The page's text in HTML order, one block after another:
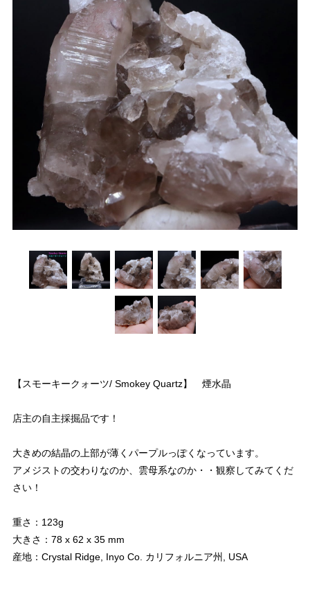
【スモーキークォーツ/ Smokey Quartz】 煙水晶
店主の自主採掘品です！
大きめの結晶の上部が薄くパープルっぽくなっています。
アメジストの交わりなのか、雲母系なのか・・観察してみてくだ
さい！
重さ：123g
大きさ：78 x 62 x 35 mm
産地：Crystal Ridge, Inyo Co. カリフォルニア州, USA